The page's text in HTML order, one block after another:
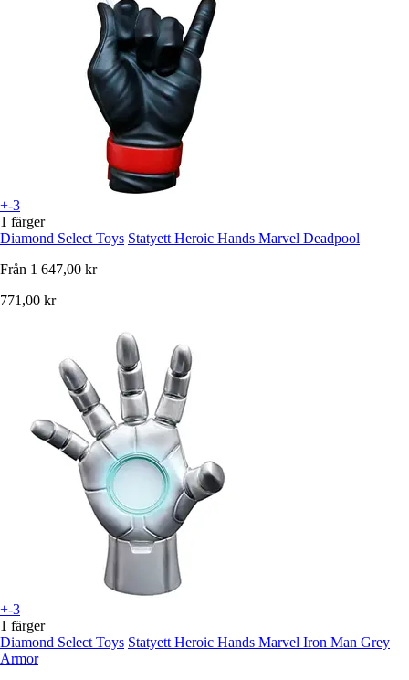
+-3
1 färger
Diamond Select Toys Statyett Heroic Hands Marvel Deadpool
Från 1 647,00 kr
771,00 kr
+-3
1 färger
Diamond Select Toys Statyett Heroic Hands Marvel Iron Man Grey
Armor